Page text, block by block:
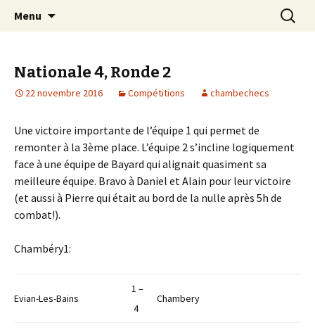
Club d échecs de l
agglomération
Les échecs pour tous
Menu
Nationale 4, Ronde 2
22 novembre 2016 Compétitions chambechecs
Une victoire importante de l’équipe 1 qui permet de
remonter à la 3ème place. L’équipe 2 s’incline logiquement
face à une équipe de Bayard qui alignait quasiment sa
meilleure équipe. Bravo à Daniel et Alain pour leur victoire
(et aussi à Pierre qui était au bord de la nulle après 5h de
combat!).
Chambéry1:
Evian-Les-Bains
1 –
4
Chambery